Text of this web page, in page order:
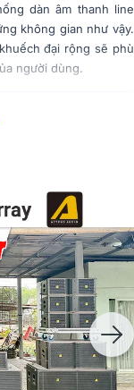
dàn âm thanh line
không gian như vậy.
đại rộng sẽ phù
người dùng.